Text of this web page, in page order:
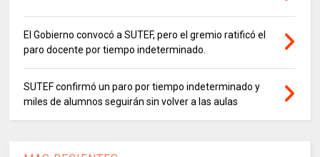
El Gobierno convocó a SUTEF, pero el gremio ratificó el
paro docente por tiempo indeterminado.
SUTEF confirmó un paro por tiempo indeterminado y
miles de alumnos seguirán sin volver a las aulas